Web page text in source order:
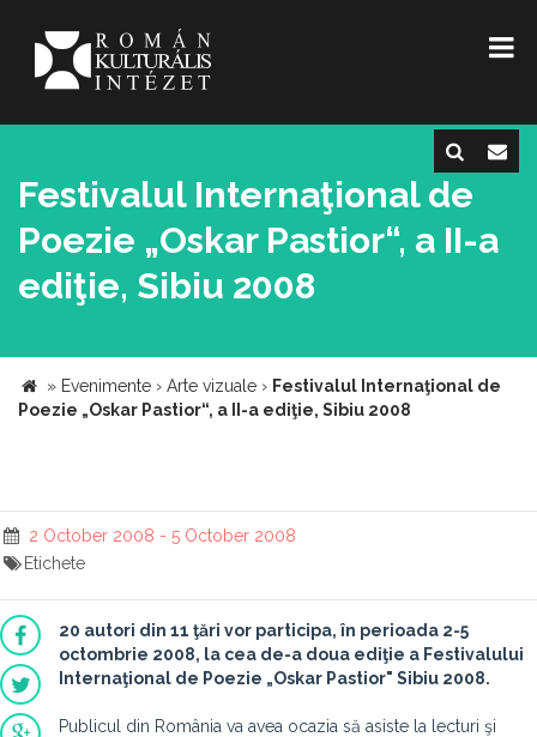
Festivalul Internaţional de
Poezie „Oskar Pastior“, a II-a
ediţie, Sibiu 2008
» Evenimente › Arte vizuale › Festivalul Internaţional de
Poezie „Oskar Pastior“, a II-a ediţie, Sibiu 2008
2 October 2008 - 5 October 2008
Etichete
20 autori din 11 ţări vor participa, în perioada 2-5
octombrie 2008, la cea de-a doua ediţie a Festivalului
Internaţional de Poezie „Oskar Pastior" Sibiu 2008.
Publicul din România va avea ocazia să asiste la lecturi şi